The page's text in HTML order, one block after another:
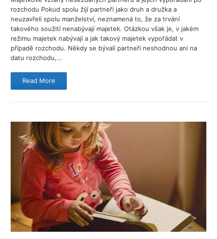
rozchodu Pokud spolu žijí partneři jako druh a družka a
neuzavřeli spolu manželství, neznamená to, že za trvání
takového soužití nenabývají majetek. Otázkou však je, v jakém
režimu majetek nabývají a jak takový majetek vypořádat v
případě rozchodu. Někdy se bývalí partneři neshodnou ani na
datu rozchodu,…
Read More